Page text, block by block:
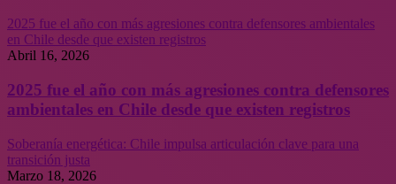
2025 fue el año con más agresiones contra defensores ambientales
en Chile desde que existen registros
Abril 16, 2026
2025 fue el año con más agresiones contra defensores
ambientales en Chile desde que existen registros
Soberanía energética: Chile impulsa articulación clave para una
transición justa
Marzo 18, 2026